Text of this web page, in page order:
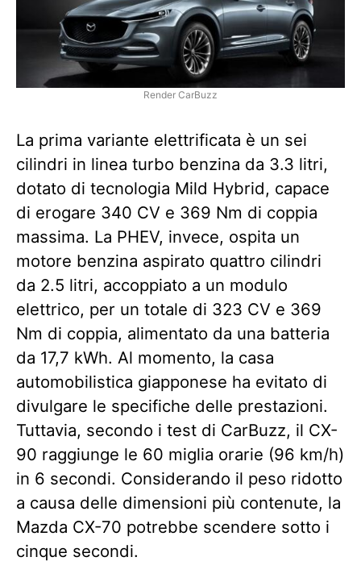
Render CarBuzz
La prima variante elettrificata è un sei
cilindri in linea turbo benzina da 3.3 litri,
dotato di tecnologia Mild Hybrid, capace
di erogare 340 CV e 369 Nm di coppia
massima. La PHEV, invece, ospita un
motore benzina aspirato quattro cilindri
da 2.5 litri, accoppiato a un modulo
elettrico, per un totale di 323 CV e 369
Nm di coppia, alimentato da una batteria
da 17,7 kWh. Al momento, la casa
automobilistica giapponese ha evitato di
divulgare le specifiche delle prestazioni.
Tuttavia, secondo i test di CarBuzz, il CX-
90 raggiunge le 60 miglia orarie (96 km/h)
in 6 secondi. Considerando il peso ridotto
a causa delle dimensioni più contenute, la
Mazda CX-70 potrebbe scendere sotto i
cinque secondi.